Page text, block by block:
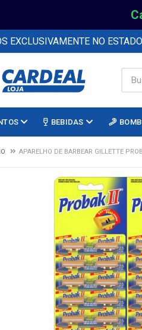
EXCLUSIVAMENTE NO
BEBIDAS
APARELHO DE BARBEAR GILLETTE